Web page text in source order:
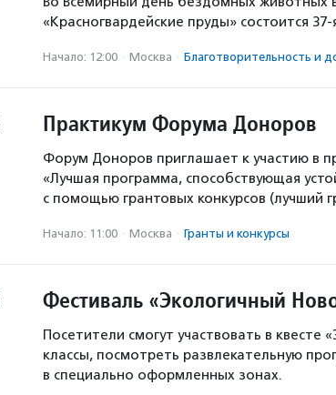
«Красногвардейские пруды» состоится
Начало: 12:00 · Москва · Благотвори­тель­ность и
Практикум Форума Доноров
Форум Доноров приглашает к участию в
«Лучшая программа, способствующая
с помощью грантовых конкурсов (лучший
Начало: 11:00 · Москва · Гранты и конкурсы
Фестиваль «Экологичный
Посетители смогут участвовать в квесте
классы, посмотреть развлекательную
в специально оформленных зонах.